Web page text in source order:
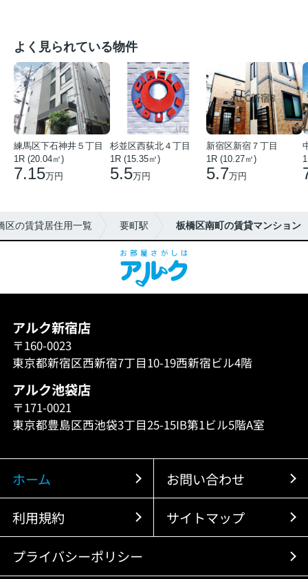
よく見られている物件
練馬区下石神井５丁目
1R (20.04㎡)
7.15万円
杉並区西荻北４丁目
1R (15.35㎡)
5.5万円
新宿区新宿７丁目
1R (10.27㎡)
5.7万円
区の賃貸居住用一覧 要町駅 板橋区南町の賃貸マンション
アルク新宿店
〒160-0023
東京都新宿区西新宿7丁目10-19西新宿ビル4階
アルク池袋店
〒171-0021
東京都豊島区西池袋3丁目25-15IB第1ビル5階A室
ホーム お問い合わせ
利用規約 サイトマップ
プライバシーポリシー